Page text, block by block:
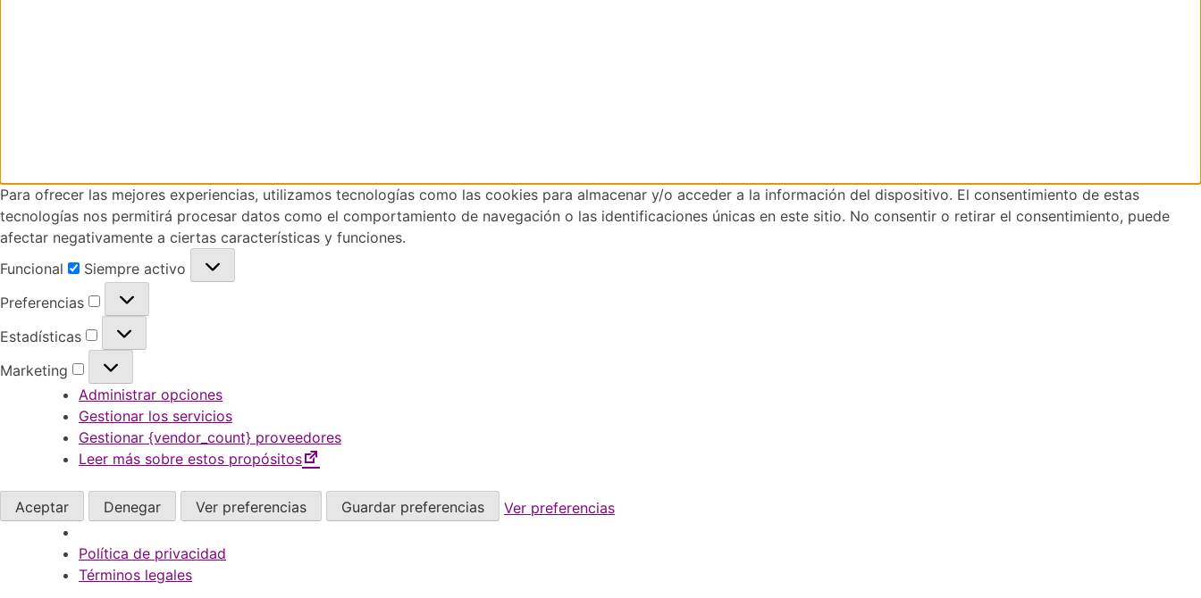
Para ofrecer las mejores experiencias, utilizamos tecnologías como las cookies para almacenar y/o acceder a la información del dispositivo. El consentimiento de estas
tecnologías nos permitirá procesar datos como el comportamiento de navegación o las identificaciones únicas en este sitio. No consentir o retirar el consentimiento, puede
afectar negativamente a ciertas características y funciones.
Funcional
Siempre activo
Preferencias
Preferencias
Estadísticas
Estadísticas
Marketing
Marketing
Administrar opciones
Gestionar los servicios
Gestionar {vendor_count} proveedores
Leer más sobre estos propósitos
Aceptar Denegar Ver preferencias Guardar preferencias Ver preferencias
Política de privacidad
Términos legales